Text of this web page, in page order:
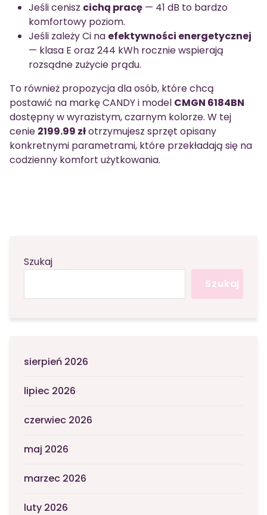
Jeśli cenisz cichą pracę — 41 dB to bardzo
komfortowy poziom.
Jeśli zależy Ci na efektywności energetycznej
— klasa E oraz 244 kWh rocznie wspierają
rozsądne zużycie prądu.
To również propozycja dla osób, które chcą
postawić na markę CANDY i model CMGN 6184BN
dostępny w wyrazistym, czarnym kolorze. W tej
cenie 2199.99 złotrzymujesz sprzęt opisany
konkretnymi parametrami, które przekładają się na
codzienny komfort użytkowania.
Szukaj
Szukaj
sierpień 2026
lipiec 2026
czerwiec 2026
maj 2026
marzec 2026
luty 2026